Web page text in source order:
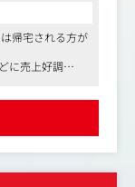
ース市場の最
く、オペレー
b-valance.co.j
寄り添い支え
ーズ）を展開
個を誇り、他
プーなど幅広
帰宅される方が
に売上好調